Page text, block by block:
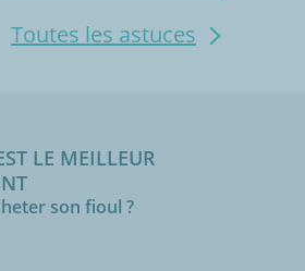
Toutes les astuces
LE MEILLEUR
son fioul ?